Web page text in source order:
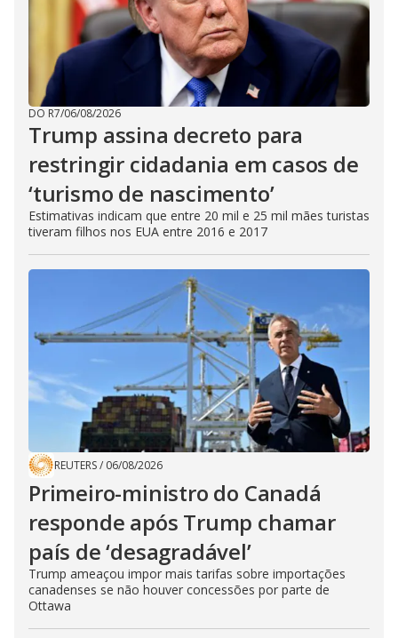
DO R7/06/08/2026
Trump assina decreto para
restringir cidadania em casos de
‘turismo de nascimento’
Estimativas indicam que entre 20 mil e 25 mil mães turistas
tiveram filhos nos EUA entre 2016 e 2017
REUTERS/ 06/08/2026
Primeiro-ministro do Canadá
responde após Trump chamar
país de ‘desagradável’
Trump ameaçou impor mais tarifas sobre importações
canadenses se não houver concessões por parte de
Ottawa